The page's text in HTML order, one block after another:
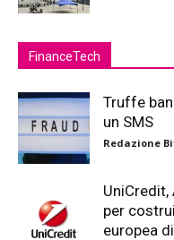
FinanceTech
Truffe
un SMS
Redazione
per
europea